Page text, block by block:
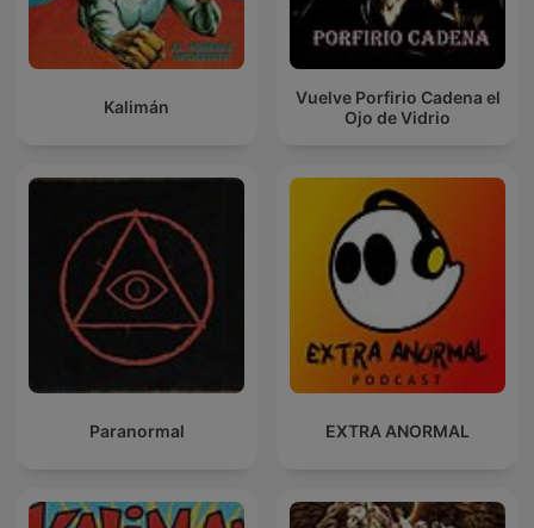
Kalimán
Vuelve Porfirio Cadena el
Ojo de Vidrio
Paranormal EXTRA ANORMAL